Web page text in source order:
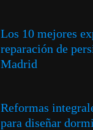
Los 10 mejores
reparación de
Madrid
Reformas
para diseñar